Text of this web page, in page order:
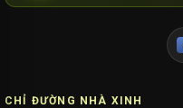
CHỈ ĐƯỜNG NHÀ XINH